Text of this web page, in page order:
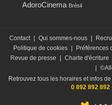
AdoroCinema Brésil
Contact Qui sommes-nous
Politique de cookies
Préférences
Revue de presse
Charte d'écriture
Retrouvez tous les horaires et infos
0 892 892 892